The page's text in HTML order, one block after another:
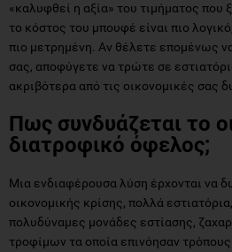
«καλυφθεί η αξία» του τιμήματος που
το κόστος του μπουφέ είναι πιο
πιο μετρημένη. Αν θέλετε επομένως
σας, αποφύγετε να τρώτε σε
ακριβότερα από τις οικονομικές σας
Πως συνδυάζεται το
διατροφικό όφελος;
Μια ενδιαφέρουσα λύση έρχονται να
οικονομικής κρίσης, πολλά
πολυδύναμες μονάδες εστίασης,
τροφίμων τα οποία επινόησαν